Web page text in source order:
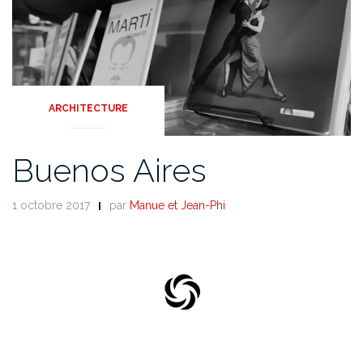
ARCHITECTURE
Buenos Aires
1 octobre 2017 par Manue et Jean-Phi